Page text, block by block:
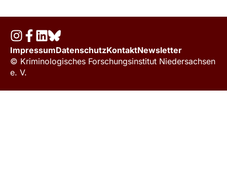
ImpressumDatenschutzKontaktNewsletter
© Kriminologisches Forschungsinstitut Niedersachsen
e. V.